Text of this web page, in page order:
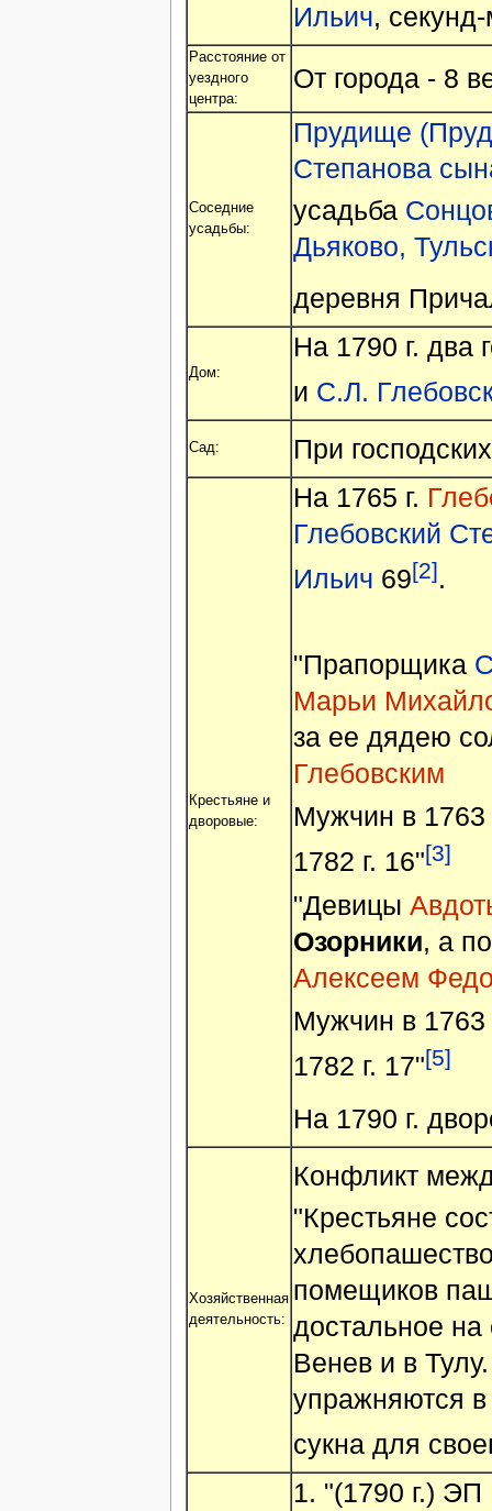
Ильич,
Расстояние от
уездного
центра:
От города - 8
Соседние
усадьбы:
Прудище
Степанова
усадьба
Дьяково,
деревня
Дом:
На 1790 г. два
и С.Л.
Сад: При
Крестьяне и
дворовые:
На 1765 г.
Глебовский
Ильич 69[2].
"Прапорщика
Марьи
за ее дядею
Глебовским
Мужчин в 1763
1782 г. 16"[3]
"Девицы
Озорники, а
Алексеем
Мужчин в 1763
1782 г. 17"[5]
На 1790 г.
Хозяйственная
деятельность:
Конфликт
"Крестьяне
помещиков
достальное на
Венев и в
упражняются в
сукна для
1. "(1790 г.) ЭП